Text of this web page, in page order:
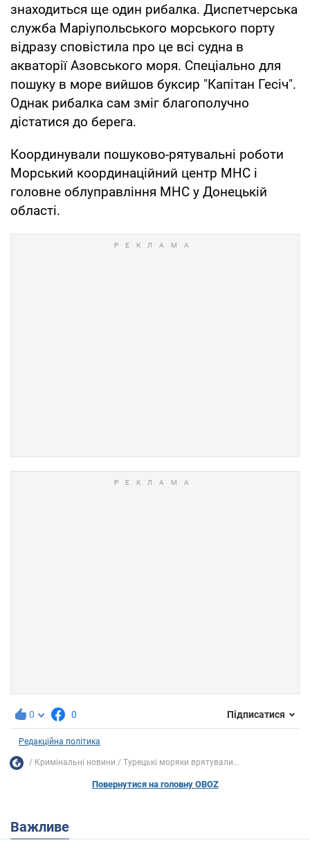
знаходиться ще один рибалка. Диспетчерська
служба Маріупольського морського порту
відразу сповістила про це всі судна в
акваторії Азовського моря. Спеціально для
пошуку в море вийшов буксир "Капітан Гесіч".
Однак рибалка сам зміг благополучно
дістатися до берега.
Координували пошуково-рятувальні роботи
Морський координаційний центр МНС і
головне облуправління МНС у Донецькій
області.
0 0 Підписатися
Редакційна політика
Кримінальні новини Турецькі моряки врятували...
Повернутися на головну OBOZ
Важливе